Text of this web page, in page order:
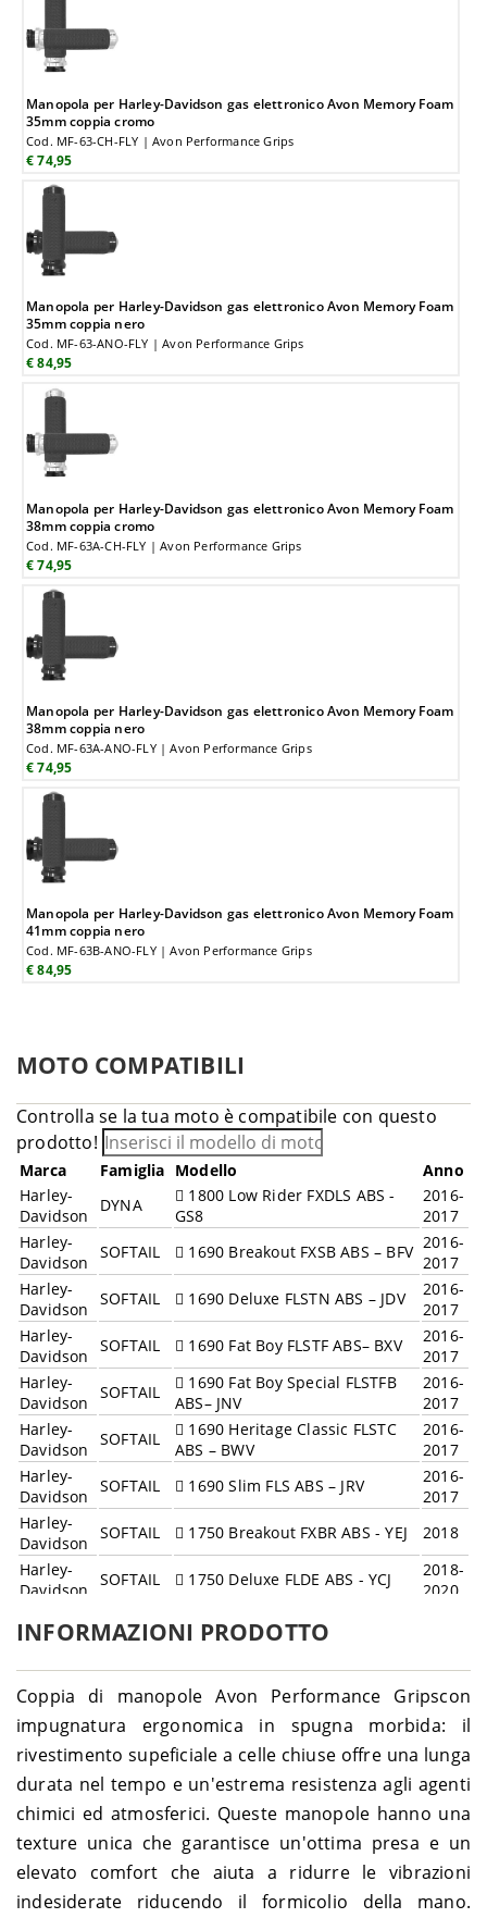
Manopola per Harley-Davidson gas elettronico Avon Memory Foam
35mm coppia cromo
Cod. MF-63-CH-FLY | Avon Performance Grips
€ 74,95
Manopola per Harley-Davidson gas elettronico Avon Memory Foam
35mm coppia nero
Cod. MF-63-ANO-FLY | Avon Performance Grips
€ 84,95
Manopola per Harley-Davidson gas elettronico Avon Memory Foam
38mm coppia cromo
Cod. MF-63A-CH-FLY | Avon Performance Grips
€ 74,95
Manopola per Harley-Davidson gas elettronico Avon Memory Foam
38mm coppia nero
Cod. MF-63A-ANO-FLY | Avon Performance Grips
€ 74,95
Manopola per Harley-Davidson gas elettronico Avon Memory Foam
41mm coppia nero
Cod. MF-63B-ANO-FLY | Avon Performance Grips
€ 84,95
MOTO COMPATIBILI
Controlla se la tua moto è compatibile con questo
prodotto!
Marca Famiglia Modello
Anno
Harley-
Davidson
DYNA
1800 Low Rider FXDLS ABS -
GS8
2016-
2017
Harley-
Davidson
SOFTAIL 1690 Breakout FXSB ABS – BFV 2016-
2017
Harley-
Davidson
SOFTAIL 1690 Deluxe FLSTN ABS – JDV
2016-
2017
Harley-
Davidson
SOFTAIL 1690 Fat Boy FLSTF ABS– BXV
2016-
2017
Harley-
Davidson
SOFTAIL
1690 Fat Boy Special FLSTFB
ABS– JNV
2016-
2017
Harley-
Davidson
SOFTAIL
1690 Heritage Classic FLSTC
ABS – BWV
2016-
2017
Harley-
Davidson
SOFTAIL 1690 Slim FLS ABS – JRV
2016-
2017
Harley-
Davidson
SOFTAIL 1750 Breakout FXBR ABS - YEJ
2018
Harley-
Davidson
SOFTAIL 1750 Deluxe FLDE ABS - YCJ
2018-
2020
Davidson
SOFTAIL 1750 Fat Bob FXFB ABS - YKJ
SOFTAIL 1750 Fat Boy FLFB ABS - YFJ
Harley-
Davidson
SOFTAIL
1750 Heritage Classic FLHC
ABS - YAJ
2018-
2022
Harley-
Davidson
SOFTAIL 1750 Low Rider FXLR ABS - YNJ 2018-
2020
Harley-
Davidson
SOFTAIL 1750 Slim FLSL ABS - YDJ
2021
Harley-
Davidson
SOFTAIL
1750 Sport Glide FLSB ABS -
YMJ
2018-
2022
Harley-
SOFTAIL 1750 Standard FXST ABS - BVJ
2020-
INFORMAZIONI PRODOTTO
Coppia di manopole Avon Performance Gripscon
impugnatura ergonomica in spugna morbida: il
rivestimento supeficiale a celle chiuse offre una lunga
durata nel tempo e un'estrema resistenza agli agenti
chimici ed atmosferici. Queste manopole hanno una
texture unica che garantisce un'ottima presa e un
elevato comfort che aiuta a ridurre le vibrazioni
indesiderate riducendo il formicolio della mano.